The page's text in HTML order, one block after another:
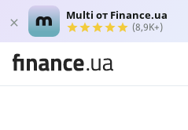
Multi от Finance.ua
(8,9K+)